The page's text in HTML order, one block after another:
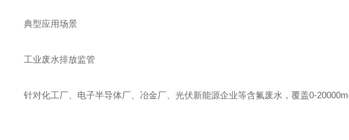
典型应用场景
工业废水排放监管
针对化工厂、电子半导体厂、冶金厂、光伏新能源企业等含氟废水，覆盖0-